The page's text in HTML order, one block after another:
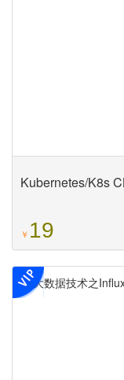
Kubernetes/K8s
￥ 19